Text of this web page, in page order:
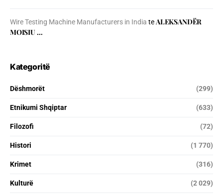
Wire Testing Machine Manufacturers in India teALEKSANDËR
MOISIU …
Kategoritë
Dëshmorët (299)
Etnikumi Shqiptar (633)
Filozofi (72)
Histori (1 770)
Krimet (316)
Kulturë (2 029)